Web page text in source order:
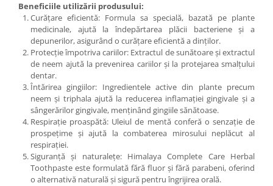
Beneficiile utilizării produsului:
Curățare eficientă: Formula sa specială, bazată pe plante
medicinale, ajută la îndepărtarea plăcii bacteriene și a
depunerilor, asigurând o curățare eficientă a dinților.
Protecție împotriva cariilor: Extractul de sunătoare și extractul
de neem ajută la prevenirea cariilor și la protejarea smalțului
dentar.
Întărirea gingiilor: Ingredientele active din plante precum
neem și triphala ajută la reducerea inflamației gingivale și a
sângerărilor gingivale, menținând gingiile sănătoase.
Respirație proaspătă: Uleiul de mentă conferă o senzație de
prospețime și ajută la combaterea mirosului neplăcut al
respirației.
Siguranță și naturalețe: Himalaya Complete Care Herbal
Toothpaste este formulată fără fluor și fără parabeni, oferind
o alternativă naturală și sigură pentru îngrijirea orală.